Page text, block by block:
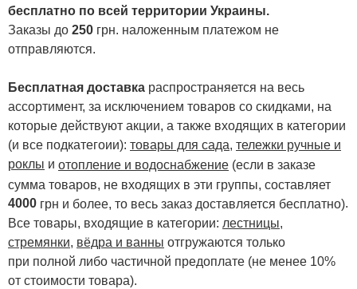
бесплатно по всей территории Украины.
Заказы до 250 грн. наложенным платежом не
отправляются.
Бесплатная доставка распространяется на весь
ассортимент, за исключением товаров со скидками, на
которые действуют акции, а также входящих в категории
(и все подкатегоии): товары для сада, тележки ручные и
роклы и отопление и водоснабжение (если в заказе
сумма товаров, не входящих в эти группы, составляет
4000 грн и более, то весь заказ доставляется бесплатно).
Все товары, входящие в категории: лестницы,
стремянки, вёдра и ванны отгружаются только
при полной либо частичной предоплате (не менее 10%
от стоимости товара).